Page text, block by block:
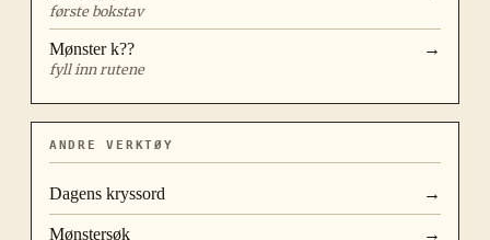
første bokstav
Mønsterk??
fyll inn rutene
→
ANDRE VERKTØY
Dagens kryssord →
Mønstersøk →